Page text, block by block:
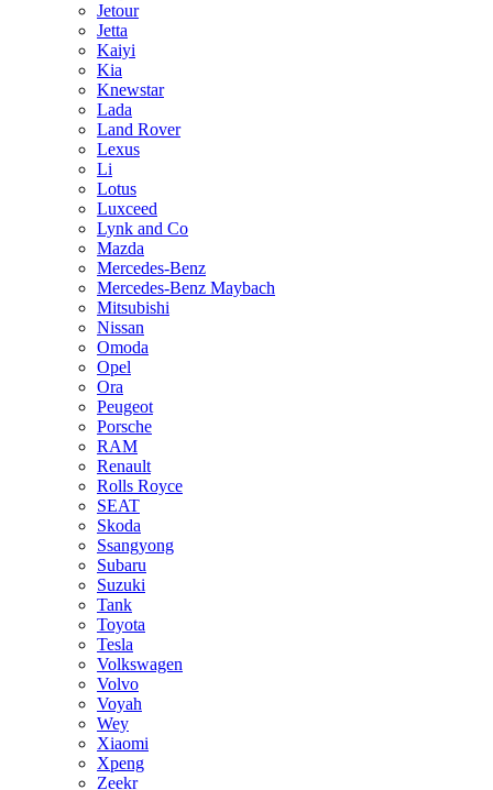
Jetour
Jetta
Kaiyi
Kia
Knewstar
Lada
Land Rover
Lexus
Li
Lotus
Luxceed
Lynk and Co
Mazda
Mercedes-Benz
Mercedes-Benz Maybach
Mitsubishi
Nissan
Omoda
Opel
Ora
Peugeot
Porsche
RAM
Renault
Rolls Royce
SEAT
Skoda
Ssangyong
Subaru
Suzuki
Tank
Toyota
Tesla
Volkswagen
Volvo
Voyah
Wey
Xiaomi
Xpeng
Zeekr